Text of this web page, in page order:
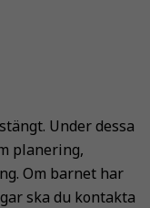
Under dessa
planering,
Om barnet har
ska du kontakta